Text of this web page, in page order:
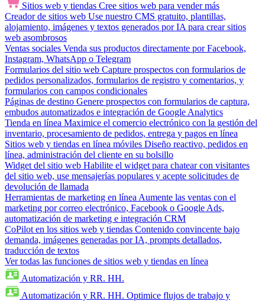
Sitios web y tiendas Cree sitios web para vender más
Creador de sitios web Use nuestro CMS gratuito, plantillas,
alojamiento, imágenes y textos generados por IA para crear sitios
web asombrosos
Ventas sociales Venda sus productos directamente por Facebook,
Instagram, WhatsApp o Telegram
Formularios del sitio web Capture prospectos con formularios de
pedidos personalizados, formularios de registro y comentarios, y
formularios con campos condicionales
Páginas de destino Genere prospectos con formularios de captura,
embudos automatizados e integración de Google Analytics
Tienda en línea Maximice el comercio electrónico con la gestión del
inventario, procesamiento de pedidos, entrega y pagos en línea
Sitios web y tiendas en línea móviles Diseño reactivo, pedidos en
línea, administración del cliente en su bolsillo
Widget del sitio web Habilite el widget para chatear con visitantes
del sitio web, use mensajerías populares y acepte solicitudes de
devolución de llamada
Herramientas de marketing en línea Aumente las ventas con el
marketing por correo electrónico, Facebook o Google Ads,
automatización de marketing e integración CRM
CoPilot en los sitios web y tiendas Contenido convincente bajo
demanda, imágenes generadas por IA, prompts detallados,
traducción de textos
Ver todas las funciones de sitios web y tiendas en línea
Automatización y RR. HH.
Automatización y RR. HH. Optimice flujos de trabajo y